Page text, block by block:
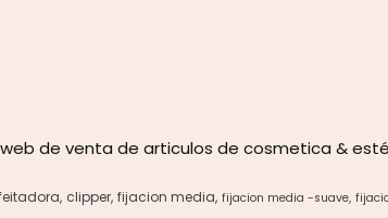
de venta de articulos de cosmetica &
clipper fijacion media fijacion media -suave